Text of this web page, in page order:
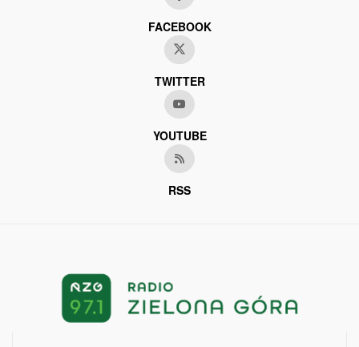
FACEBOOK
TWITTER
YOUTUBE
RSS